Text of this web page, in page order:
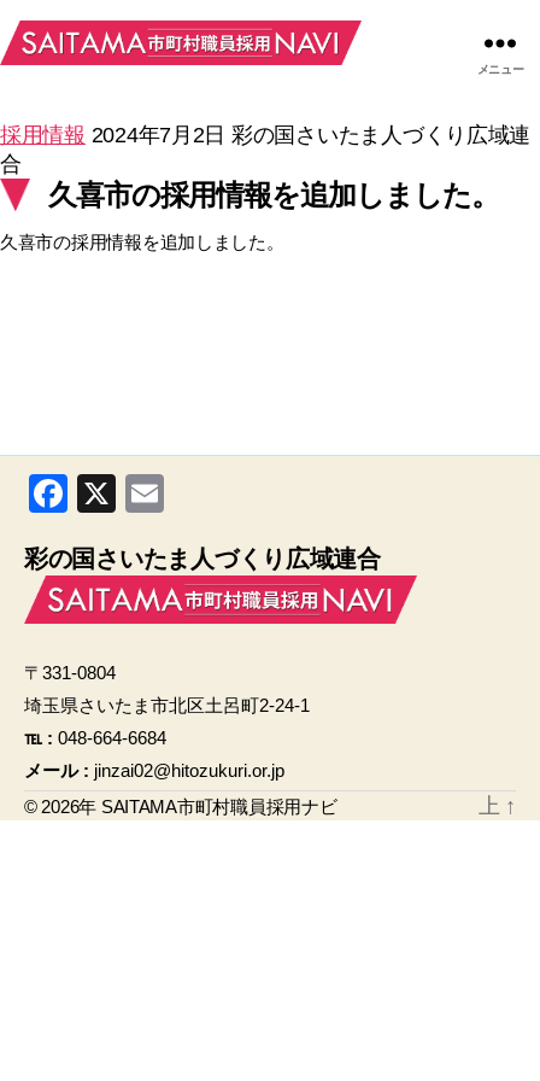
メニュー
採用情報 2024年7月2日 彩の国さいたま人づくり広域連
合
久喜市の採用情報を追加しました。
久喜市の採用情報を追加しました。
F
c
e
o
o
k
X
ail
彩の国さいたま人づくり広域連合
〒331-0804
埼玉県さいたま市北区土呂町2-24-1
℡ : 048-664-6684
メール : jinzai02@hitozukuri.or.jp
© 2026年 SAITAMA市町村職員採用ナビ 上 ↑